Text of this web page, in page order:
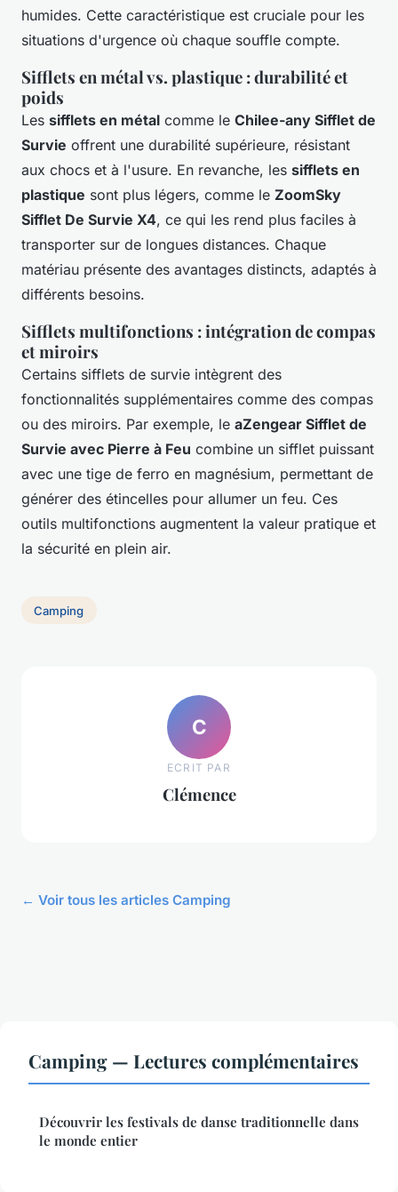
humides. Cette caractéristique est cruciale pour les
situations d'urgence où chaque souffle compte.
Sifflets en métal vs. plastique : durabilité et
poids
Les sifflets en métal comme le Chilee-any Sifflet de
Survie offrent une durabilité supérieure, résistant
aux chocs et à l'usure. En revanche, les sifflets en
plastique sont plus légers, comme le ZoomSky
Sifflet De Survie X4, ce qui les rend plus faciles à
transporter sur de longues distances. Chaque
matériau présente des avantages distincts, adaptés à
différents besoins.
Sifflets multifonctions : intégration de compas
et miroirs
Certains sifflets de survie intègrent des
fonctionnalités supplémentaires comme des compas
ou des miroirs. Par exemple, le aZengear Sifflet de
Survie avec Pierre à Feu combine un sifflet puissant
avec une tige de ferro en magnésium, permettant de
générer des étincelles pour allumer un feu. Ces
outils multifonctions augmentent la valeur pratique et
la sécurité en plein air.
Camping
C
ECRIT PAR
Clémence
← Voir tous les articles Camping
Camping — Lectures complémentaires
Découvrir les festivals de danse traditionnelle dans
le monde entier